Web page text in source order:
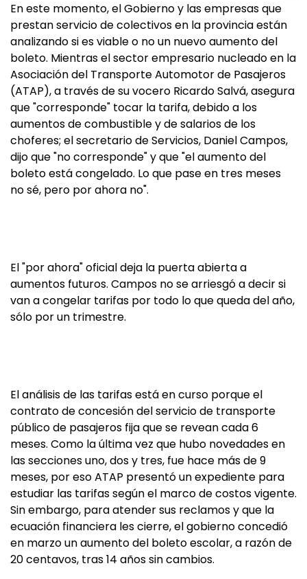
En este momento, el Gobierno y las empresas que
prestan servicio de colectivos en la provincia están
analizando si es viable o no un nuevo aumento del
boleto. Mientras el sector empresario nucleado en la
Asociación del Transporte Automotor de Pasajeros
(ATAP), a través de su vocero Ricardo Salvá, asegura
que "corresponde" tocar la tarifa, debido a los
aumentos de combustible y de salarios de los
choferes; el secretario de Servicios, Daniel Campos,
dijo que "no corresponde" y que "el aumento del
boleto está congelado. Lo que pase en tres meses
no sé, pero por ahora no".
El "por ahora" oficial deja la puerta abierta a
aumentos futuros. Campos no se arriesgó a decir si
van a congelar tarifas por todo lo que queda del año,
sólo por un trimestre.
El análisis de las tarifas está en curso porque el
contrato de concesión del servicio de transporte
público de pasajeros fija que se revean cada 6
meses. Como la última vez que hubo novedades en
las secciones uno, dos y tres, fue hace más de 9
meses, por eso ATAP presentó un expediente para
estudiar las tarifas según el marco de costos vigente.
Sin embargo, para atender sus reclamos y que la
ecuación financiera les cierre, el gobierno concedió
en marzo un aumento del boleto escolar, a razón de
20 centavos, tras 14 años sin cambios.